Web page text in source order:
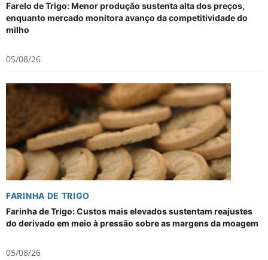
Farelo de Trigo: Menor produção sustenta alta dos preços,
enquanto mercado monitora avanço da competitividade do
milho
05/08/26
FARINHA DE TRIGO
Farinha de Trigo: Custos mais elevados sustentam reajustes
do derivado em meio à pressão sobre as margens da moagem
05/08/26